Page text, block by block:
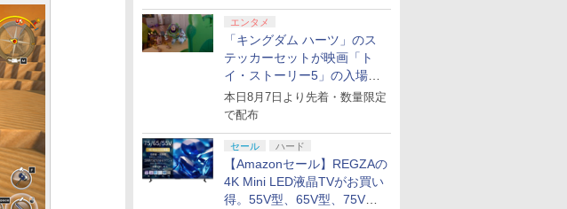
適化
エンタメ
「キングダム ハーツ」のス
テッカーセットが映画「ト
イ・ストーリー5」の入場特
典として配布決定！
本日8月7日より先着・数量限定
で配布
セール ハード
【Amazonセール】REGZAの
4K Mini LED液晶TVがお買い
得。55V型、65V型、75V型